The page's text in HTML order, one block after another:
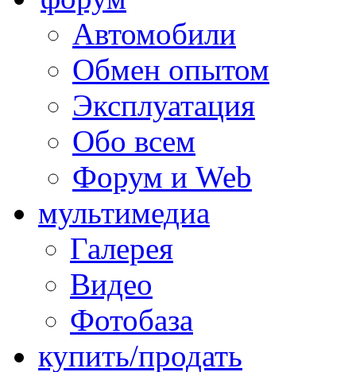
Автомобили
Обмен опытом
Эксплуатация
Обо всем
Форум и Web
мультимедиа
Галерея
Видео
Фотобаза
купить/продать